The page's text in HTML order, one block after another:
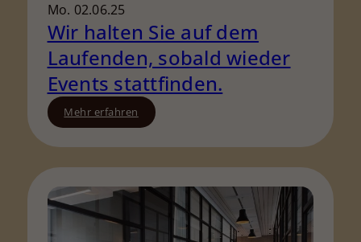
Mo. 02.06.25
Wir halten Sie auf dem
Laufenden, sobald wieder
Events stattfinden.
Mehr erfahren